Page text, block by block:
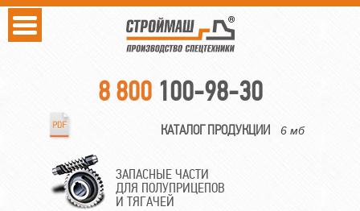
8 800 100-98-30
КАТАЛОГ ПРОДУКЦИИ 6 мб
ЗАПАСНЫЕ ЧАСТИ
ДЛЯ ПОЛУПРИЦЕПОВ
И ТЯГАЧЕЙ